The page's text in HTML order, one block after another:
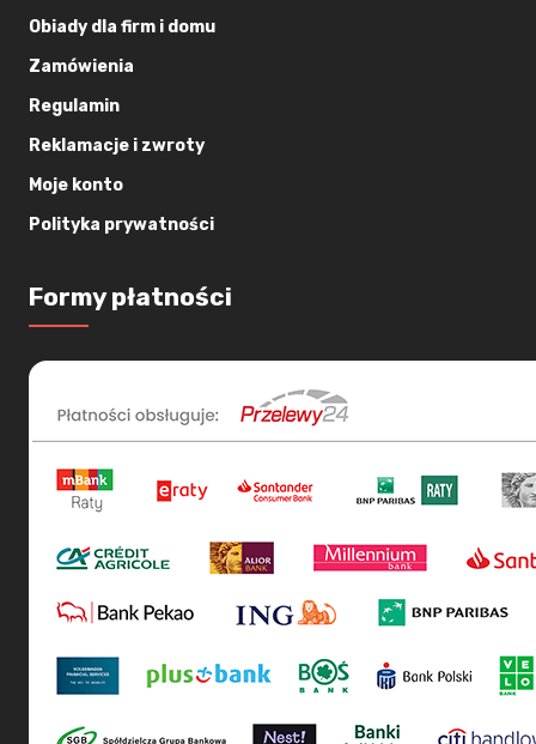
Obiady dla firm i domu
Zamówienia
Regulamin
Reklamacje i zwroty
Moje konto
Polityka prywatności
Formy płatności